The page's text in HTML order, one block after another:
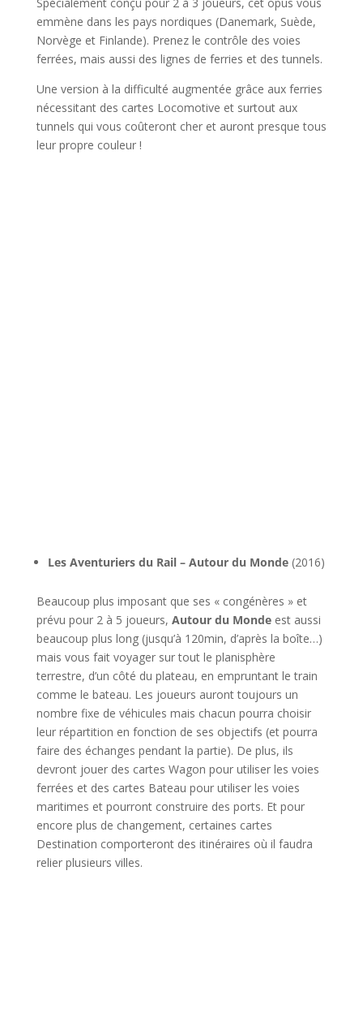
emmène dans les pays nordiques (Danemark, Suède,
Norvège et Finlande). Prenez le contrôle des voies
ferrées, mais aussi des lignes de ferries et des tunnels.
Une version à la difficulté augmentée grâce aux ferries
nécessitant des cartes Locomotive et surtout aux
tunnels qui vous coûteront cher et auront presque tous
leur propre couleur !
Les Aventuriers du Rail – Autour du Monde(2016)
Beaucoup plus imposant que ses « congénères » et
prévu pour 2 à 5 joueurs, Autour du Mondeest aussi
beaucoup plus long (jusqu’à 120min, d’après la boîte…)
mais vous fait voyager sur tout le planisphère
terrestre, d’un côté du plateau, en empruntant le train
comme le bateau. Les joueurs auront toujours un
nombre fixe de véhicules mais chacun pourra choisir
leur répartition en fonction de ses objectifs (et pourra
faire des échanges pendant la partie). De plus, ils
devront jouer des cartes Wagon pour utiliser les voies
ferrées et des cartes Bateau pour utiliser les voies
maritimes et pourront construire des ports. Et pour
encore plus de changement, certaines cartes
Destination comporteront des itinéraires où il faudra
relier plusieurs villes.